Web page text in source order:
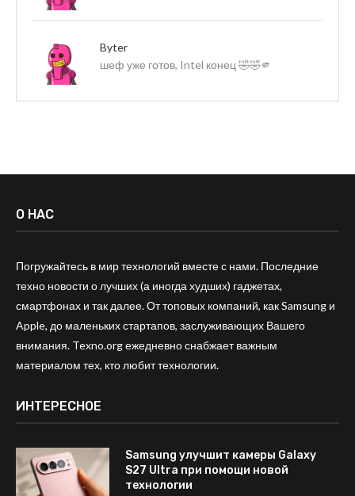
Byter
шеф уже готов, Intel конец 🤣🤣🫵
О НАС
Погружайтесь в мир технологий вместе с нами. Последние
техно новости о лучших (а иногда худших) гаджетах,
смартфонах и так далее. От топовых компаний, как Samsung и
Apple, до маленьких стартапов, заслуживающих Вашего
внимания. Texno.org ежедневно снабжает важным
материалом тех, кто любит технологии.
ИНТЕРЕСНОЕ
Samsung улучшит камеры Galaxy
S27 Ultra при помощи новой
технологии